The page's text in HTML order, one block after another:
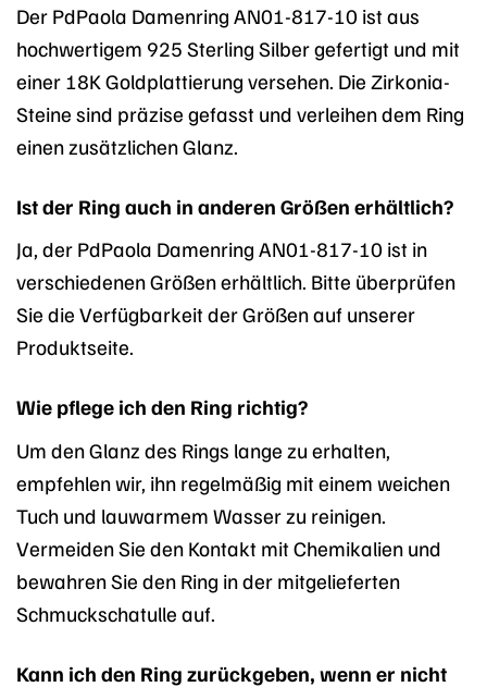
Der PdPaola Damenring AN01-817-10 ist aus
hochwertigem 925 Sterling Silber gefertigt und mit
einer 18K Goldplattierung versehen. Die Zirkonia-
Steine sind präzise gefasst und verleihen dem Ring
einen zusätzlichen Glanz.
Ist der Ring auch in anderen Größen erhältlich?
Ja, der PdPaola Damenring AN01-817-10 ist in
verschiedenen Größen erhältlich. Bitte überprüfen
Sie die Verfügbarkeit der Größen auf unserer
Produktseite.
Wie pflege ich den Ring richtig?
Um den Glanz des Rings lange zu erhalten,
empfehlen wir, ihn regelmäßig mit einem weichen
Tuch und lauwarmem Wasser zu reinigen.
Vermeiden Sie den Kontakt mit Chemikalien und
bewahren Sie den Ring in der mitgelieferten
Schmuckschatulle auf.
Kann ich den Ring zurückgeben, wenn er nicht